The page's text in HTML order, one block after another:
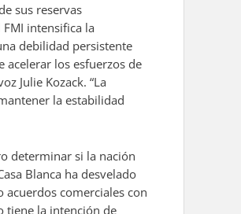
sus reservas
intensifica la
debilidad persistente
acelerar los esfuerzos de
Julie Kozack. “La
la estabilidad
determinar si la nación
Blanca ha desvelado
acuerdos comerciales con
tiene la intención de